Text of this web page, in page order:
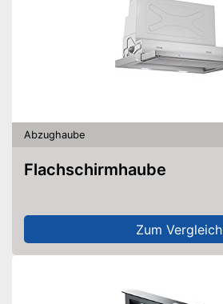
Abzughaube
Flachschirmhaube
Zum Vergleich